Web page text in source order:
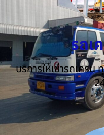
รถเ
บริการให้เช่ารถเคร